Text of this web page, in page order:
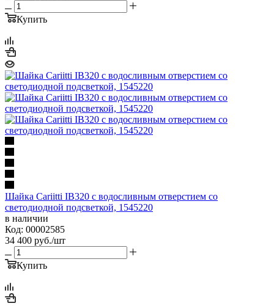
Купить
Шайка Cariitti IB320 с водосливным отверстием со
светодиодной подсветкой, 1545220
в наличии
Код: 00002585
34 400 руб./шт
Купить